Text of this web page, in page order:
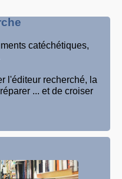
catéchétiques,
l'éditeur recherché, la
... et de croiser